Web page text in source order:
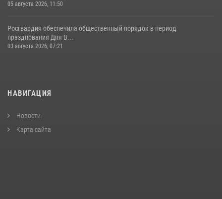
05 августа 2026, 11:50
Росгвардия обеспечила общественный порядок в период
празднования Дня В...
03 августа 2026, 07:21
НАВИГАЦИЯ
Новости
Карта сайта